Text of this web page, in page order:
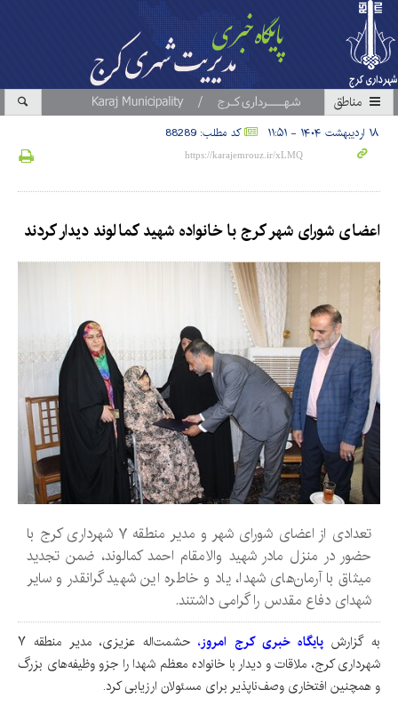
مناطق
۱۸ اردیبهشت ۱۴۰۴ - ۱۱:۵۱ کد مطلب: 88289
اعضای شورای شهر کرج با خانواده شهید کمالوند دیدار کردند
تعدادی از اعضای شورای شهر و مدیر منطقه ۷ شهرداری کرج با
حضور در منزل مادر شهید والامقام احمد کمالوند، ضمن تجدید
میثاق با آرمان‌های شهدا، یاد و خاطره این شهید گرانقدر و سایر
شهدای دفاع مقدس را گرامی داشتند.
به گزارش پایگاه خبری کرج امروز،
حشمت‌اله عزیزی، مدیر منطقه ۷
شهرداری کرج، ملاقات و دیدار با خانواده معظم شهدا را جزو وظیفه‌های بزرگ
و همچنین افتخاری وصف‌ناپذیر برای مسئولان ارزیابی کرد.